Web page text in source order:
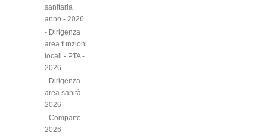
sanitaria
anno - 2026
- Dirigenza
area funzioni
locali - PTA -
2026
- Dirigenza
area sanità -
2026
- Comparto
2026